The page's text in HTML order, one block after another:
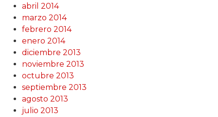
abril 2014
marzo 2014
febrero 2014
enero 2014
diciembre 2013
noviembre 2013
octubre 2013
septiembre 2013
agosto 2013
julio 2013